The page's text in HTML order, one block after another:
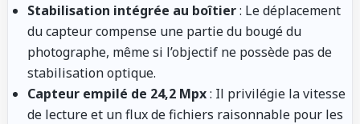
Stabilisation intégrée au boîtier: Le déplacement
du capteur compense une partie du bougé du
photographe, même si l’objectif ne possède pas de
stabilisation optique.
Capteur empilé de 24,2 Mpx: Il privilégie la vitesse
de lecture et un flux de fichiers raisonnable pour les